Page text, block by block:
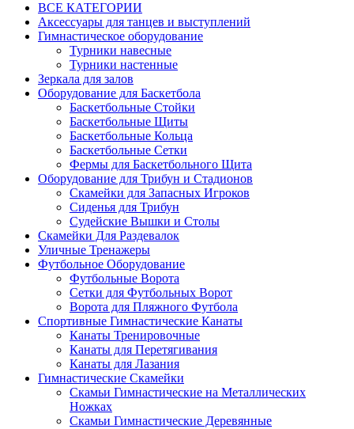
ВСЕ КАТЕГОРИИ
Аксессуары для танцев и выступлений
Гимнастическое оборудование
Турники навесные
Турники настенные
Зеркала для залов
Оборудование для Баскетбола
Баскетбольные Стойки
Баскетбольные Щиты
Баскетбольные Кольца
Баскетбольные Сетки
Фермы для Баскетбольного Щита
Оборудование для Трибун и Стадионов
Скамейки для Запасных Игроков
Сиденья для Трибун
Судейские Вышки и Столы
Скамейки Для Раздевалок
Уличные Тренажеры
Футбольное Оборудование
Футбольные Ворота
Сетки для Футбольных Ворот
Ворота для Пляжного Футбола
Спортивные Гимнастические Канаты
Канаты Тренировочные
Канаты для Перетягивания
Канаты для Лазания
Гимнастические Скамейки
Скамьи Гимнастические на Металлических
Ножках
Скамьи Гимнастические Деревянные